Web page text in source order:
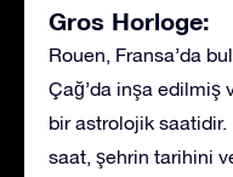
Gros Horloge:
Rouen, Fransa’da
Çağ’da inşa edilmiş
bir astrolojik saatidir.
saat, şehrin tarihini